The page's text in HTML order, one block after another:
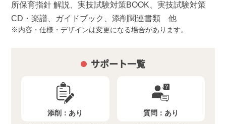
所保育指針 解説、実技試験対策BOOK、実技試験対策
CD・楽譜、ガイドブック、添削関連書類 他
内容・仕様・デザインは変更になる場合があります。
サポート一覧
添削：あり 質問： あり